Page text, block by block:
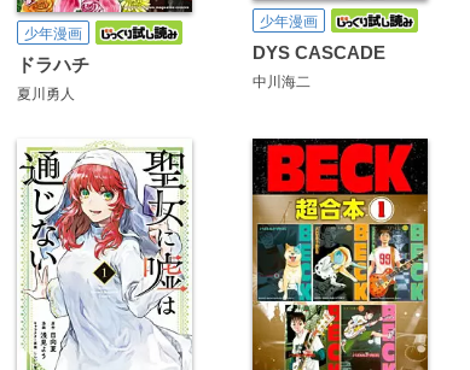
少年漫画
ドラハチ
夏川勇人
少年漫画
DYS CASCADE
中川海二